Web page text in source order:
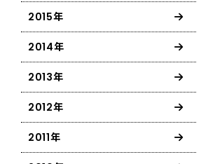
2015年
2014年
2013年
2012年
2011年